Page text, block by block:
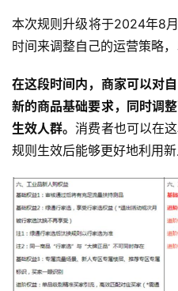
本次规则升级将于2024年8
时间来调整自己的运营策略，
在这段时间内，商家可以对
新的商品基础要求，同时调
生效人群。消费者也可以在
规则生效后能够更好地利用新